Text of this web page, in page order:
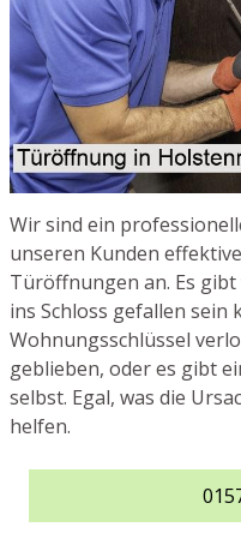
Wir sind ein
unseren Kunden
Türöffnungen an. Es
ins Schloss gefallen sein
Wohnungsschlüssel
geblieben, oder es gibt
selbst. Egal, was die
helfen.